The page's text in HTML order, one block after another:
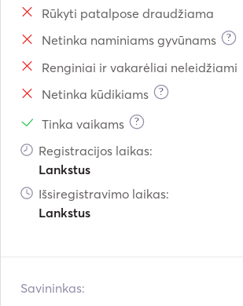
Rūkyti patalpose draudžiama
Netinka naminiams gyvūnams
?
Renginiai ir vakarėliai neleidžiami
Netinka kūdikiams
?
Tinka vaikams ?
Registracijos laikas:
Lankstus
Išsiregistravimo laikas:
Lankstus
Savininkas: